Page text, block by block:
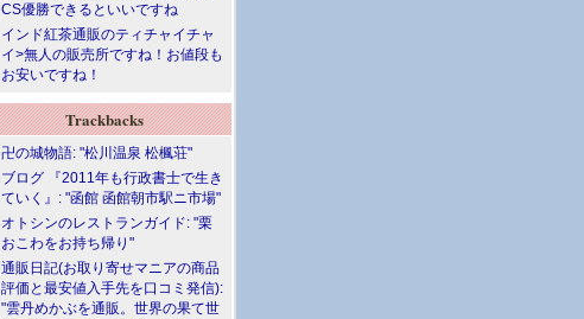
CS優勝できるといいですね
インド紅茶通販のティチャイチャ
イ>無人の販売所ですね！お値段も
お安いですね！
Trackbacks
卍の城物語: "松川温泉 松楓荘"
ブログ 『2011年も行政書士で生き
ていく』: "函館 函館朝市駅ニ市場"
オトシンのレストランガイド: "栗
おこわをお持ち帰り"
通販日記(お取り寄せマニアの商品
評価と最安値入手先を口コミ発信):
"雲丹めかぶを通販。世界の果て世